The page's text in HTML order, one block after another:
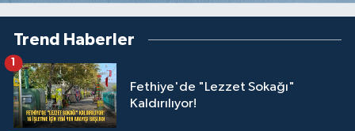
Trend Haberler
Fethiye'de "Lezzet Sokağı"
Kaldırılıyor!